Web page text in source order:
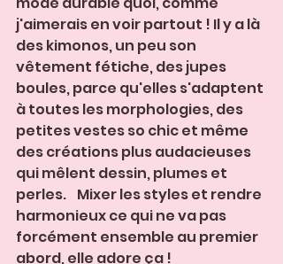
j'aimerais en voir partout ! Il y a là
des kimonos, un peu son
vêtement fétiche, des jupes
boules, parce qu'elles s'adaptent
à toutes les morphologies, des
petites vestes so chic et même
des créations plus audacieuses
qui mêlent dessin, plumes et
perles.    Mixer les styles et rendre
harmonieux ce qui ne va pas
forcément ensemble au premier
abord, elle adore ça !